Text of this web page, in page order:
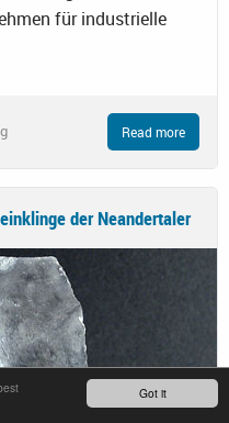
Got it
für industrielle
Read more
der Neandertaler